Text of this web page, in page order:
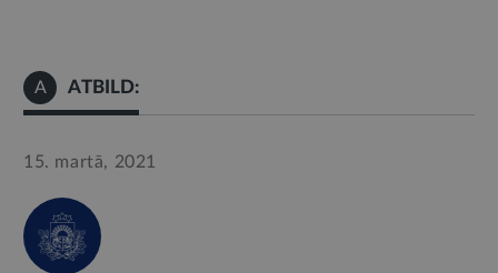
A ATBILD:
15. martā, 2021